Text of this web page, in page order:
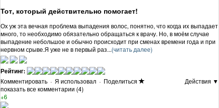
Тот, который действительно помогает!
Ох уж эта вечная проблема выпадения волос, понятно, что когда их выпадает
много, то необходимо обязательно обращаться к врачу. Но, в моём случае
выпадение небольшое и обычно происходит при сменах времени года и при
нервном срыве.Я уже не в первый раз...(читать далее)
Рейтинг:
Комментировать · Я использовал · Поделиться
Действия ▼
показать все комментарии (4)
+6